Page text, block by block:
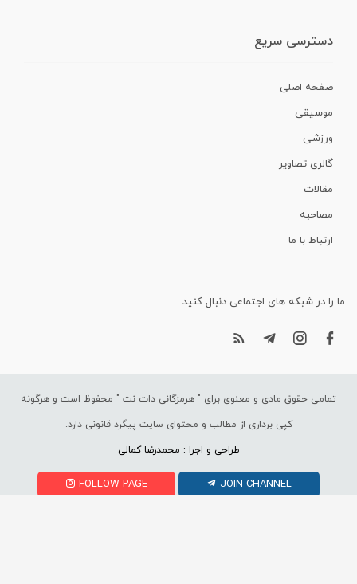
دسترسی سریع
صفحه اصلی
موسیقی
ورزشی
گالری تصاویر
مقالات
مصاحبه
ارتباط با ما
ما را در شبکه های اجتماعی دنبال کنید.
تمامی حقوق مادی و معنوی برای " هرمزگانی دات نت " محفوظ است و هرگونه
کپی برداری از مطالب و محتوای سایت پیگرد قانونی دارد.
طراحی و اجرا : محمدرضا کمالی
FOLLOW PAGE JOIN CHANNEL